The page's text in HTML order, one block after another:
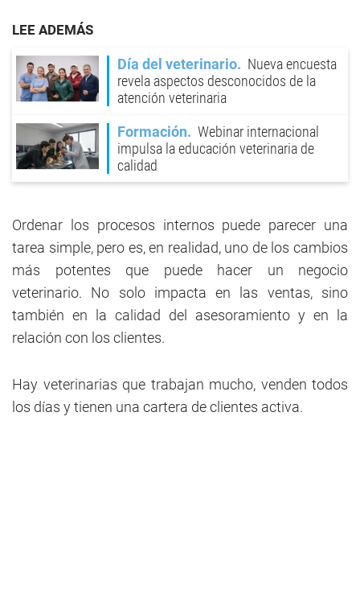
LEE ADEMÁS
Día del veterinario
Nueva encuesta
revela aspectos desconocidos de la
atención veterinaria
Formación
Webinar internacional
impulsa la educación veterinaria de
calidad
Ordenar los procesos internos puede parecer una
tarea simple, pero es, en realidad, uno de los cambios
más potentes que puede hacer un negocio
veterinario. No solo impacta en las ventas, sino
también en la calidad del asesoramiento y en la
relación con los clientes.
Hay veterinarias que trabajan mucho, venden todos
los días y tienen una cartera de clientes activa.